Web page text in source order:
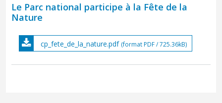
Le Parc national participe à la Fête de la
Nature
cp_fete_de_la_nature.pdf (format PDF / 725.36kB)